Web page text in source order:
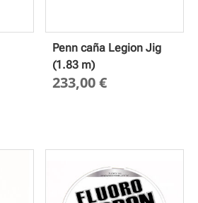
Penn caña Legion Jig
(1.83 m)
233,00€